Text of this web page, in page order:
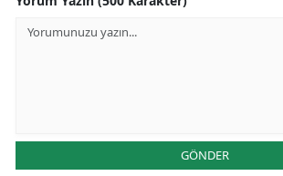
Bayburt
GÖNDER